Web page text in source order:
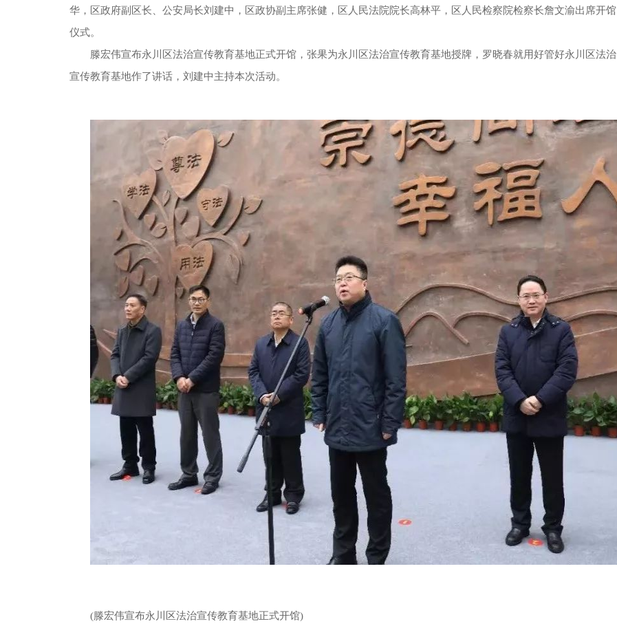
华，区政府副区长、公安局长刘建中，区政协副主席张健，区人民法院院长高林平，区人民检察院检察长詹文渝出席开馆
仪式。
滕宏伟宣布永川区法治宣传教育基地正式开馆，张果为永川区法治宣传教育基地授牌，罗晓春就用好管好永川区法治
宣传教育基地作了讲话，刘建中主持本次活动。
(滕宏伟宣布永川区法治宣传教育基地正式开馆)